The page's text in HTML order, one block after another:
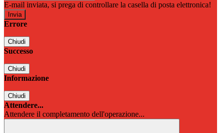
E-mail inviata, si prega di controllare la casella di posta elettronica!
Errore
Chiudi
Successo
Chiudi
Informazione
Chiudi
Attendere...
Attendere il completamento dell'operazione...